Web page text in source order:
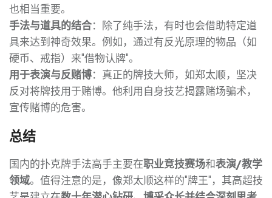
也相当重要。
手法与道具的结合：除了纯手法，有时也会借助特定道
具来达到神奇效果。例如，通过有反光原理的物品（如
硬币、戒指）来"借物认牌"。
用于表演与反赌博：真正的牌技大师，如郑太顺，坚决
反对将牌技用于赌博。他利用自身技艺揭露赌场骗术，
宣传赌博的危害。
总结
国内的扑克牌手法高手主要在职业竞技赛场和表演/教学
领域。值得注意的是，像郑太顺这样的"牌王"，其高超技